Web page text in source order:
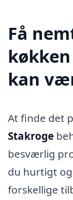
Få
kan
At finde det
Stakroge
besværlig
du hurtigt
forskellige